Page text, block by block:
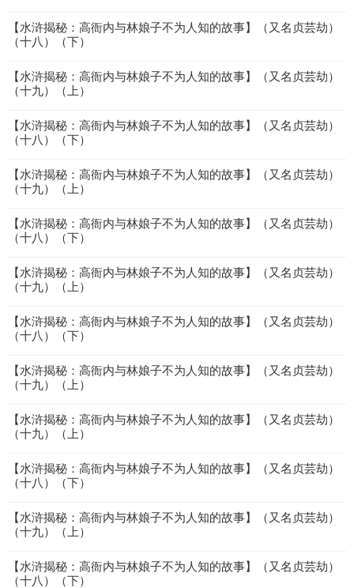
【水浒揭秘：高衙内与林娘子不为人知的故事】（又名贞芸劫）
（十八）（下）
【水浒揭秘：高衙内与林娘子不为人知的故事】（又名贞芸劫）
（十九）（上）
【水浒揭秘：高衙内与林娘子不为人知的故事】（又名贞芸劫）
（十八）（下）
【水浒揭秘：高衙内与林娘子不为人知的故事】（又名贞芸劫）
（十九）（上）
【水浒揭秘：高衙内与林娘子不为人知的故事】（又名贞芸劫）
（十八）（下）
【水浒揭秘：高衙内与林娘子不为人知的故事】（又名贞芸劫）
（十九）（上）
【水浒揭秘：高衙内与林娘子不为人知的故事】（又名贞芸劫）
（十八）（下）
【水浒揭秘：高衙内与林娘子不为人知的故事】（又名贞芸劫）
（十九）（上）
【水浒揭秘：高衙内与林娘子不为人知的故事】（又名贞芸劫）
（十九）（上）
【水浒揭秘：高衙内与林娘子不为人知的故事】（又名贞芸劫）
（十八）（下）
【水浒揭秘：高衙内与林娘子不为人知的故事】（又名贞芸劫）
（十九）（上）
【水浒揭秘：高衙内与林娘子不为人知的故事】（又名贞芸劫）
（十八）（下）